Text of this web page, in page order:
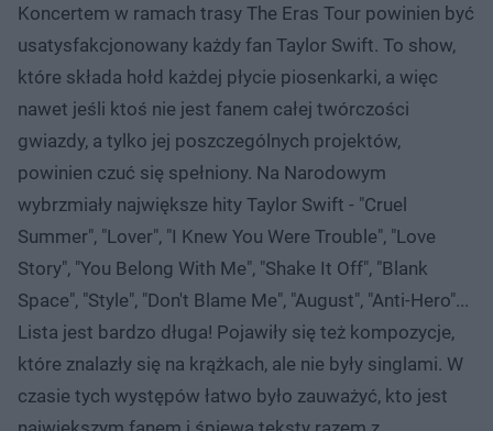
Koncertem w ramach trasy The Eras Tour powinien być
usatysfakcjonowany każdy fan Taylor Swift. To show,
które składa hołd każdej płycie piosenkarki, a więc
nawet jeśli ktoś nie jest fanem całej twórczości
gwiazdy, a tylko jej poszczególnych projektów,
powinien czuć się spełniony. Na Narodowym
wybrzmiały największe hity Taylor Swift - "Cruel
Summer", "Lover", "I Knew You Were Trouble", "Love
Story", "You Belong With Me", "Shake It Off", "Blank
Space", "Style", "Don't Blame Me", "August", "Anti-Hero"...
Lista jest bardzo długa! Pojawiły się też kompozycje,
które znalazły się na krążkach, ale nie były singlami. W
czasie tych występów łatwo było zauważyć, kto jest